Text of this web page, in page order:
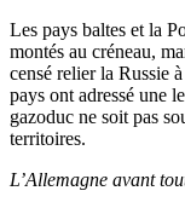
Les pays baltes et la
montés au créneau,
censé relier la Russie
pays ont adressé une
gazoduc ne soit pas
territoires.
L’Allemagne avant